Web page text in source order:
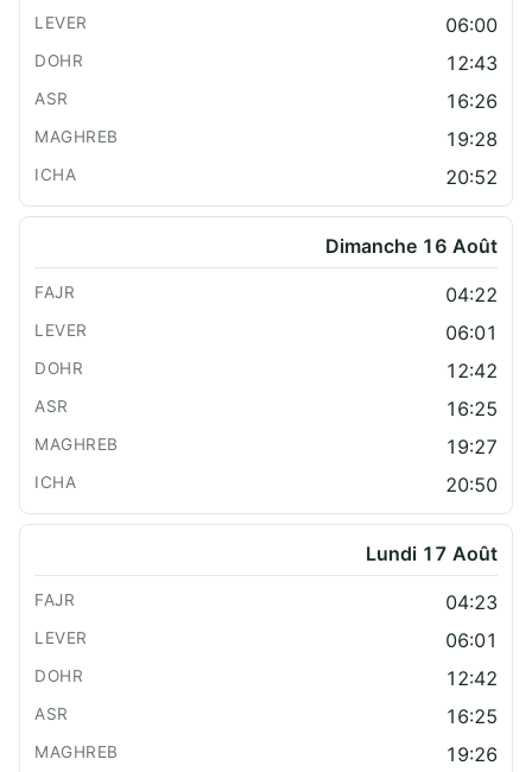
06:00
12:43
16:26
19:28
20:52
Dimanche 16 Août
04:22
06:01
12:42
16:25
19:27
20:50
Lundi 17 Août
04:23
06:01
12:42
16:25
19:26